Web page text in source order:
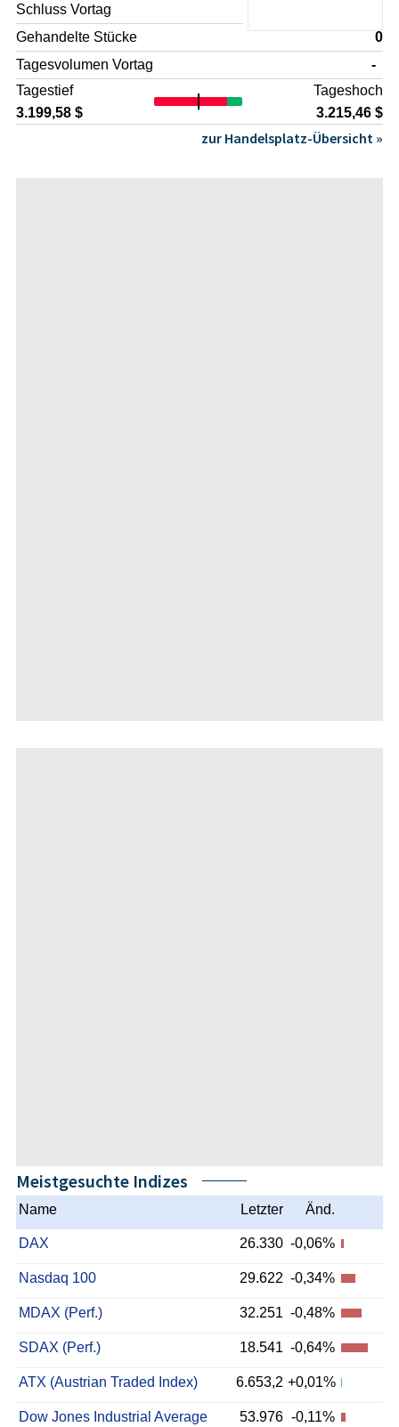
Schluss Vortag
Gehandelte Stücke
0
Tagesvolumen Vortag
-
Tagestief
3.199,58 $
Tageshoch
3.215,46 $
zur Handelsplatz-Übersicht »
Meistgesuchte Indizes
Name Letzter Änd.
DAX 26.330 -0,06%
Nasdaq 100 29.622 -0,34%
MDAX (Perf.) 32.251 -0,48%
SDAX (Perf.) 18.541 -0,64%
ATX (Austrian Traded Index) 6.653,2 +0,01%
Dow Jones Industrial Average 53.976 -0,11%